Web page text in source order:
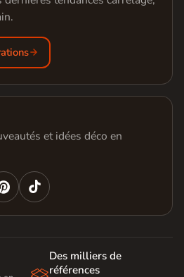
et idées déco en
Des milliers de
références